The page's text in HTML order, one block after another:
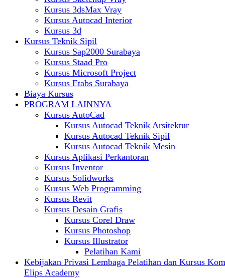
Kursus 3dsMax Vray
Kursus Autocad Interior
Kursus 3d
Kursus Teknik Sipil
Kursus Sap2000 Surabaya
Kursus Staad Pro
Kursus Microsoft Project
Kursus Etabs Surabaya
Biaya Kursus
PROGRAM LAINNYA
Kursus AutoCad
Kursus Autocad Teknik Arsitektur
Kursus Autocad Teknik Sipil
Kursus Autocad Teknik Mesin
Kursus Aplikasi Perkantoran
Kursus Inventor
Kursus Solidworks
Kursus Web Programming
Kursus Revit
Kursus Desain Grafis
Kursus Corel Draw
Kursus Photoshop
Kursus Illustrator
Pelatihan Kami
Kebijakan Privasi Lembaga Pelatihan dan Kursus
Elips Academy